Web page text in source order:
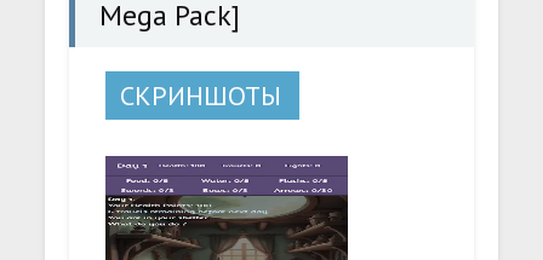
Mega Pack]
СКРИНШОТЫ